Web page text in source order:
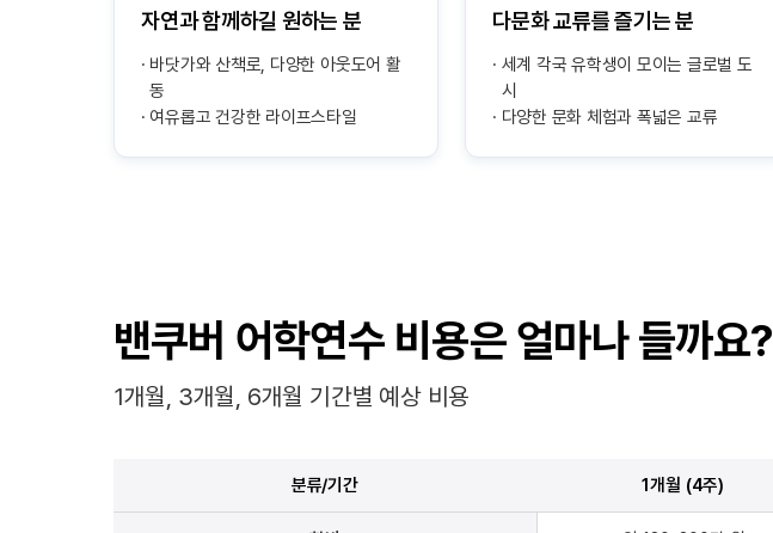
자연과 함께하길 원하는 분
바닷가와 산책로, 다양한 아웃도어 활
동
여유롭고 건강한 라이프스타일
다문화 교류를 즐기는 분
세계 각국 유학생이 모이는 글로벌 도
시
다양한 문화 체험과 폭넓은 교류
밴쿠버 어학연수 비용은 얼마나 들까요?
1개월, 3개월, 6개월 기간별 예상 비용
분류/기간 1개월 (4주)